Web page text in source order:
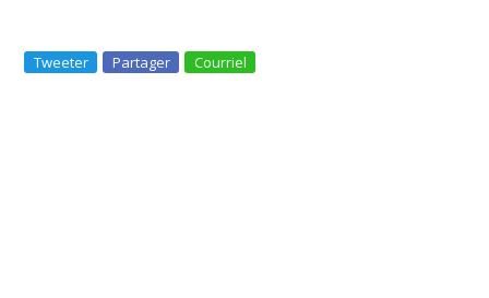
Tweeter Partager Courriel